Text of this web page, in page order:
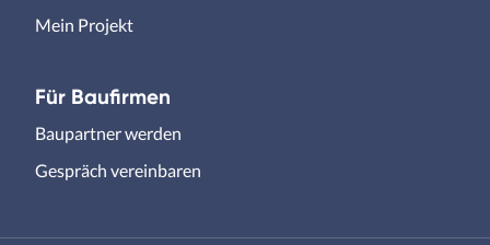
Mein Projekt
Für Baufirmen
Baupartner werden
Gespräch vereinbaren